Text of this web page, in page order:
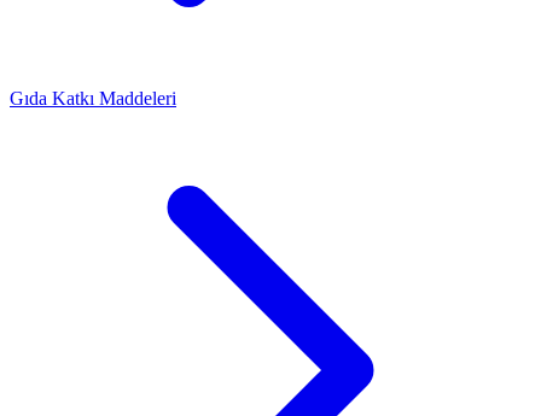
Gıda Katkı Maddeleri